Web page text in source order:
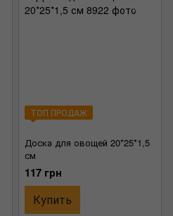
ТОП ПРОДАЖ
Доска для овощей 20*25*1,5
см
117 грн
Купить